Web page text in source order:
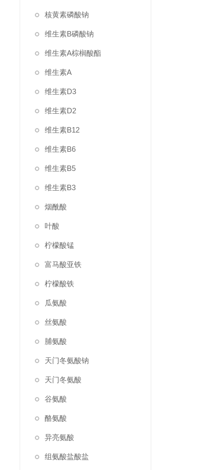
核黄素磷酸钠
维生素B磷酸钠
维生素A棕榈酸酯
维生素A
维生素D3
维生素D2
维生素B12
维生素B6
维生素B5
维生素B3
烟酰酸
叶酸
柠檬酸锰
富马酸亚铁
柠檬酸铁
瓜氨酸
丝氨酸
脯氨酸
天门冬氨酸钠
天门冬氨酸
谷氨酸
酪氨酸
异亮氨酸
组氨酸盐酸盐